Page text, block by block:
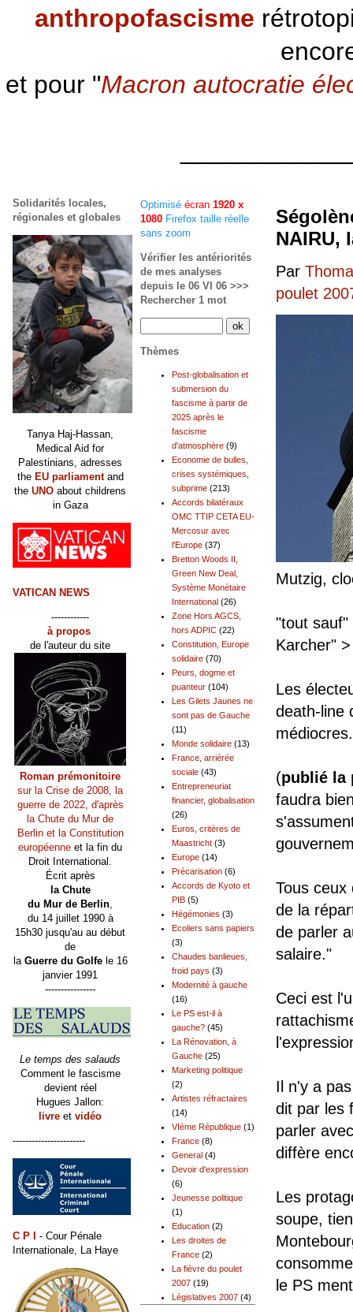
anthropofascisme
et pour "Macron autocratie
NAIRU,
Par
poulet
Mutzig,
"tout sauf"
Karcher"
Les
death-line
médiocres.
(publié la
faudra
Tous ceux
de la
de parler
salaire."
Ceci est
Il n'y a
dit par les
parler
diffère
Les
soupe,
le PS
Optimisé écran 1920 x
1080 Firefox taille réelle
sans zoom
Vérifier les antériorités
de mes analyses
depuis le 06 VI 06 >>>
Rechercher 1 mot
Thèmes
Post-globalisation et
submersion du
fascisme à partir de
2025 après le
fascisme
d'atmosphère (9)
Economie de bulles,
crises systémiques,
subprime (213)
Accords bilatéraux
OMC TTIP CETA EU-
Mercosur avec
l'Europe (37)
Bretton Woods II,
Green New Deal,
Système Monétaire
International (26)
Zone Hors AGCS,
hors ADPIC (22)
Constitution, Europe
solidaire (70)
Peurs, dogme et
puanteur (104)
Les Gilets Jaunes ne
sont pas de Gauche
(11)
Monde solidaire (13)
France, arriérée
sociale (43)
Entrepreneuriat
financier, globalisation
(26)
Euros, critères de
Maastricht (3)
Europe (14)
Précarisation (6)
Accords de Kyoto et
PIB (5)
Hégémonies (3)
Ecoliers sans papiers
(3)
Chaudes banlieues,
froid pays (3)
Modernité à gauche
(16)
Le PS est-il à
gauche? (45)
La Rénovation, à
Gauche (25)
Marketing politique
(2)
Artistes réfractaires
(14)
VIème République (1)
France (8)
General (4)
Devoir d'expression
(6)
Jeunesse politique
(1)
Education (2)
Les droites de
France (2)
La fièvre du poulet
2007 (19)
Législatives 2007 (4)
Solidarités locales,
régionales et globales
Tanya Haj-Hassan,
Medical Aid for
Palestinians, adresses
the EU parliamentand
the UNO about childrens
in Gaza
VATICAN NEWS
------------
à propos
de l'auteur du site
Roman prémonitoire
sur la Crise de 2008, la
guerre de 2022, d'après
la Chute du Mur de
Berlin et la Constitution
européenne et la fin du
Droit International.
Écrit après
la Chute
du Mur de Berlin,
du 14 juillet 1990 à
15h30 jusqu'au au début
de
la Guerre du Golfele 16
janvier 1991
----------------
Le temps des salauds
Comment le fascisme
devient réel
Hugues Jallon:
livre et vidéo
-----------------------
C P I
- Cour Pénale
Internationale, La Haye